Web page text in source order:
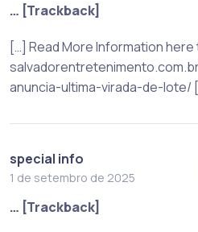
… [Trackback]
[…] Read More Information
anuncia-ultima-virada-de-lote/
special info
1 de setembro de 2025
… [Trackback]